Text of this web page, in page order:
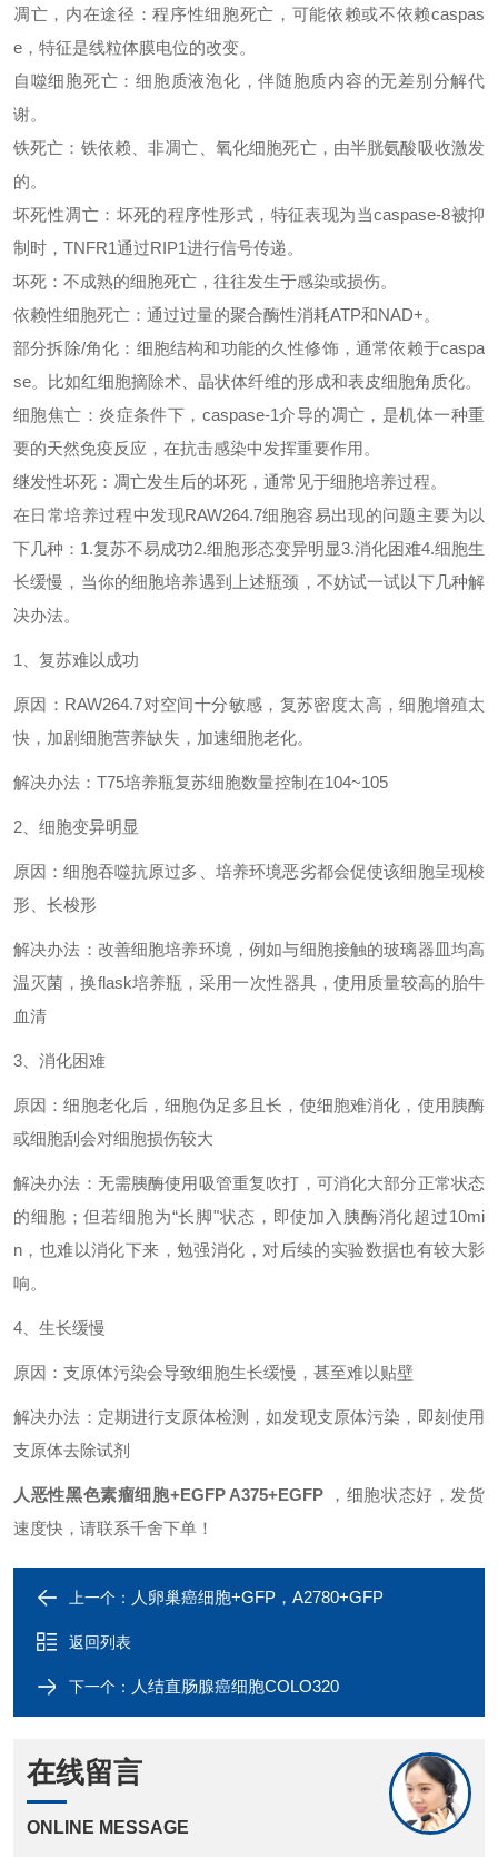
凋亡，内在途径：程序性细胞死亡，可能依赖或不依赖caspas
e，特征是线粒体膜电位的改变。
自噬细胞死亡：细胞质液泡化，伴随胞质内容的无差别分解代
谢。
铁死亡： 铁依赖、非凋亡、氧化细胞死亡，由半胱氨酸吸收激发
的。
坏死性凋亡： 坏死的程序性形式，特征表现为当caspase-8被抑
制时，TNFR1通过RIP1进行信号传递。
坏死：不成熟的细胞死亡，往往发生于感染或损伤。
依赖性细胞死亡：通过过量的聚合酶性消耗ATP和NAD+。
部分拆除/角化： 细胞结构和功能的久性修饰，通常依赖于caspa
se。比如红细胞摘除术、晶状体纤维的形成和表皮细胞角质化。
细胞焦亡：炎症条件下， caspase-1介导的凋亡，是机体一种重
要的天然免疫反应，在抗击感染中发挥重要作用。
继发性坏死： 凋亡发生后的坏死，通常见于细胞培养过程。
在日常培养过程中发现RAW264.7细胞容易出现的问题主要为以
下几种：1.复苏不易成功2.细胞形态变异明显3.消化困难4.细胞生
长缓慢，当你的细胞培养遇到上述瓶颈，不妨试一试以下几种解
决办法。
1、复苏难以成功
原因： RAW264.7对空间十分敏感，复苏密度太高，细胞增殖太
快，加剧细胞营养缺失，加速细胞老化。
解决办法： T75培养瓶复苏细胞数量控制在104~105
2、细胞变异明显
原因：细胞吞噬抗原过多、培养环境恶劣都会促使该细胞呈现梭
形、长梭形
解决办法：改善细胞培养环境，例如与细胞接触的玻璃器皿均高
温灭菌，换flask培养瓶，采用一次性器具，使用质量较高的胎牛
血清
3、消化困难
原因：细胞老化后，细胞伪足多且长，使细胞难消化，使用胰酶
或细胞刮会对细胞损伤较大
解决办法：无需胰酶使用吸管重复吹打，可消化大部分正常状态
的细胞；但若细胞为“长脚"状态，即使加入胰酶消化超过10mi
n，也难以消化下来，勉强消化，对后续的实验数据也有较大影
响。
4、生长缓慢
原因：支原体污染会导致细胞生长缓慢，甚至难以贴壁
解决办法：定期进行支原体检测，如发现支原体污染，即刻使用
支原体去除试剂
人恶性黑色素瘤细胞+EGFP A375+EGFP ， 细胞状态好，发货
速度快，请联系千舍下单！
上一个： 人卵巢癌细胞+GFP，A2780+GFP
返回列表
下一个： 人结直肠腺癌细胞COLO320
在线留言
ONLINE MESSAGE